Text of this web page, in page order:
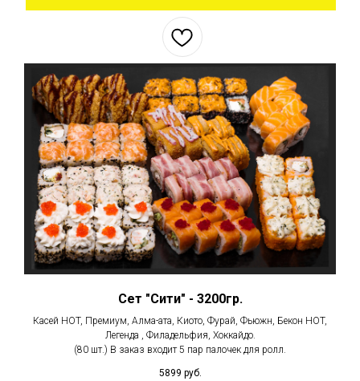
Сет "Сити" - 3200гр.
Касей HOT, Премиум, Алма-ата, Киото, Фурай, Фьюжн, Бекон HOT,
Легенда , Филадельфия, Хоккайдо.
(80 шт.) В заказ входит 5 пар палочек для ролл.
5899 руб.